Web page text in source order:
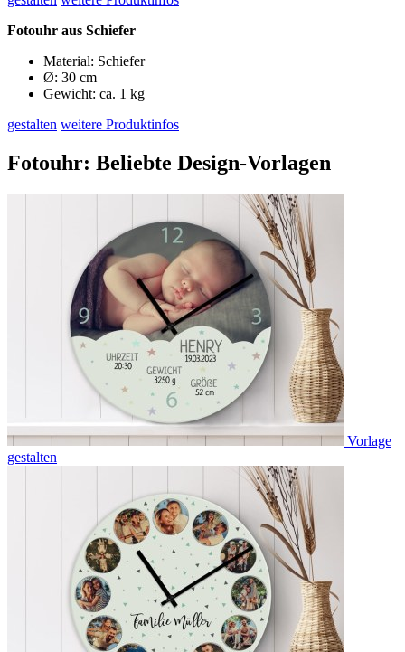
Fotouhr aus Schiefer
Material: Schiefer
Ø: 30 cm
Gewicht: ca. 1 kg
gestalten weitere Produktinfos
Fotouhr: Beliebte Design-Vorlagen
Vorlage
gestalten